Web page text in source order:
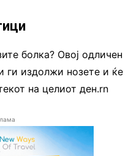
болка? Овој одличен
ги издолжи нозете и ќе
на целиот ден.rn